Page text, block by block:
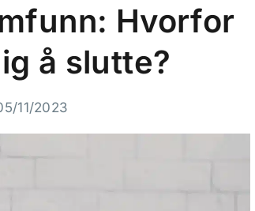
Hvorfor
å slutte?
11/2023